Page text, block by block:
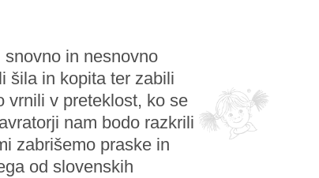
in nesnovno
šila in kopita ter zabili
vrnili v preteklost, ko se
nam bodo razkrili
zabrišemo praske in
od slovenskih